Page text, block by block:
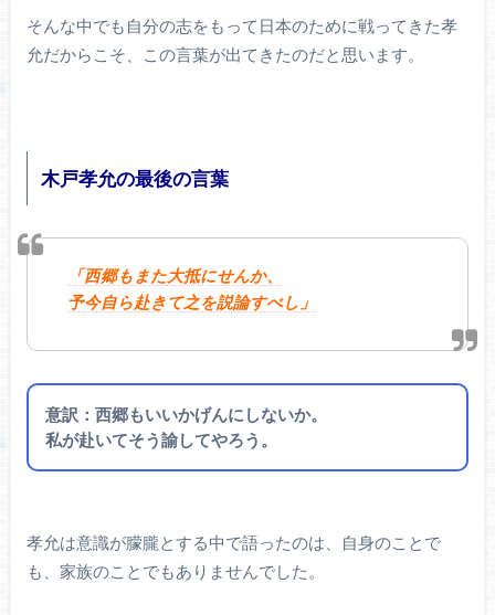
そんな中でも自分の志をもって日本のために戦ってきた孝
允だからこそ、この言葉が出てきたのだと思います。
木戸孝允の最後の言葉
「西郷もまた大抵にせんか、
予今自ら赴きて之を説論すべし」
意訳：西郷もいいかげんにしないか。
私が赴いてそう諭してやろう。
孝允は意識が朦朧とする中で語ったのは、自身のことで
も、家族のことでもありませんでした。